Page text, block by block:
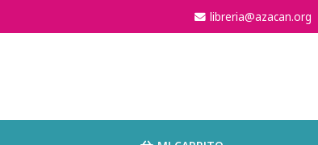
libreria@azacan.org